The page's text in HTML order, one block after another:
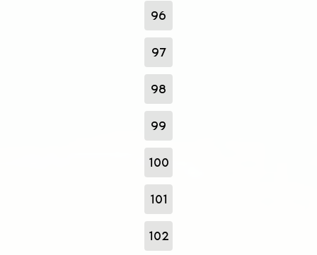
96
97
98
99
100
101
102